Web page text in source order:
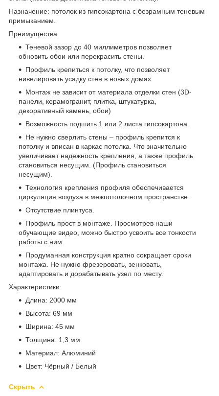
Назначение: потолок из гипсокартона с безрамным теневым
примыканием.
Преимущества:
Теневой зазор до 40 миллиметров позволяет
обновить обои или перекрасить стены.
Профиль крепиться к потолку, что позволяет
нивелировать усадку стен в новых домах.
Монтаж не зависит от материала отделки стен (3D-
панели, керамогранит, плитка, штукатурка,
декоративный камень, обои)
Возможность подшить 1 или 2 листа гипсокартона.
Не нужно сверлить стены – профиль крепится к
потолку и вписан в каркас потолка. Что значительно
увеличивает надежность крепления, а также профиль
становиться несущим. (Профиль становиться
несущим).
Технология крепления профиля обеспечивается
циркуляция воздуха в межпотолочном пространстве.
Отсутствие плинтуса.
Профиль прост в монтаже. Просмотрев наши
обучающие видео, можно быстро усвоить все тонкости
работы с ним.
Продуманная конструкция кратно сокращает сроки
монтажа. Не нужно фрезеровать, зенковать,
адаптировать и дорабатывать узел по месту.
Характеристики:
Длина: 2000 мм
Высота: 69 мм
Ширина: 45 мм
Толщина: 1,3 мм
Материал: Алюминий
Цвет: Чёрный / Белый
Скрыть